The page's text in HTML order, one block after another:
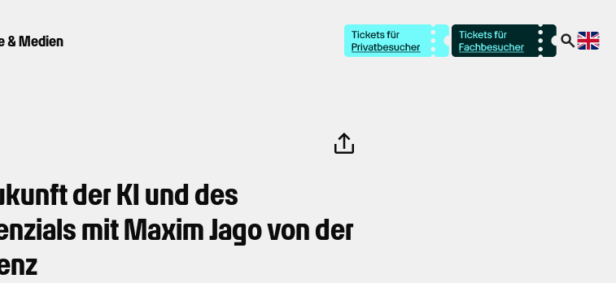
& Medien
der KI und des
mit Maxim Jago von der